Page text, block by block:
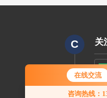
在线交流
咨询热线：
您好！欢迎前来咨
C
CODE
关